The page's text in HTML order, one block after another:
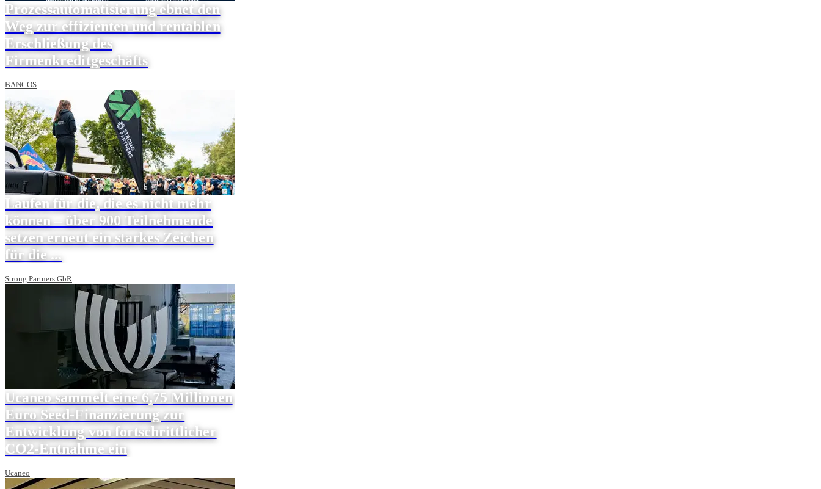
Prozessautomatisierung ebnet den
Weg zur effizienten und rentablen
Erschließung des
Firmenkreditgeschäfts
BANCOS
Laufen für die, die es nicht mehr
können – über 900 Teilnehmende
setzen erneut ein starkes Zeichen
für die ...
Strong Partners GbR
Ucaneo sammelt eine 6,75 Millionen
Euro Seed-Finanzierung zur
Entwicklung von fortschrittlicher
CO2-Entnahme ein
Ucaneo